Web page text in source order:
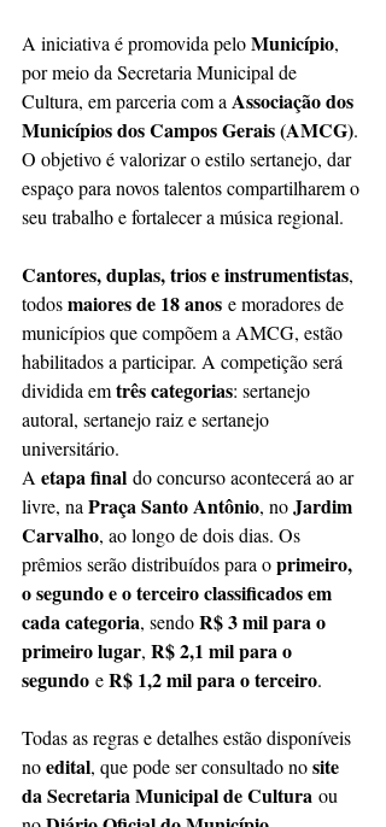
A iniciativa é promovida pelo Município,
por meio da Secretaria Municipal de
Cultura, em parceria com a Associação dos
Municípios dos Campos Gerais (AMCG).
O objetivo é valorizar o estilo sertanejo, dar
espaço para novos talentos compartilharem o
seu trabalho e fortalecer a música regional.
Cantores, duplas, trios e instrumentistas,
todos maiores de 18 anos e moradores de
municípios que compõem a AMCG, estão
habilitados a participar. A competição será
dividida em três categorias: sertanejo
autoral, sertanejo raiz e sertanejo
universitário.
A etapa final do concurso acontecerá ao ar
livre, na Praça Santo Antônio, no Jardim
Carvalho, ao longo de dois dias. Os
prêmios serão distribuídos para o primeiro,
o segundo e o terceiro classificados em
cada categoria, sendo R$ 3 mil para o
primeiro lugar, R$ 2,1 mil para o
segundo e R$ 1,2 mil para o terceiro.
Todas as regras e detalhes estão disponíveis
no edital, que pode ser consultado no site
da Secretaria Municipal de Cultura ou